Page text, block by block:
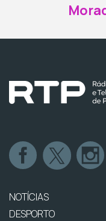
NOTÍCIAS
DESPORTO